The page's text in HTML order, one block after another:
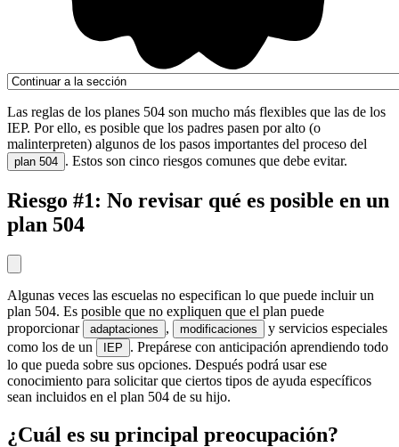
Las reglas de los planes 504 son mucho más flexibles que las de los
IEP. Por ello, es posible que los padres pasen por alto (o
malinterpreten) algunos de los pasos importantes del proceso del
plan 504 . Estos son cinco riesgos comunes que debe evitar.
Riesgo #1: No revisar qué es posible en un
plan 504
Algunas veces las escuelas no especifican lo que puede incluir un
plan 504. Es posible que no expliquen que el plan puede
proporcionar
adaptaciones , modificaciones
y servicios especiales
como los de un
IEP
. Prepárese con anticipación aprendiendo todo
lo que pueda sobre sus opciones. Después podrá usar ese
conocimiento para solicitar que ciertos tipos de ayuda específicos
sean incluidos en el plan 504 de su hijo.
¿Cuál es su principal preocupación?